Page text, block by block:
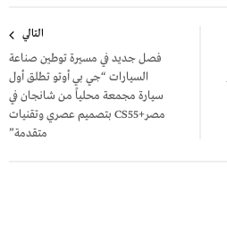
التالي
فصل جديد في مسيرة توطين صناعة
السيارات “جي بي أوتو تطلق أول
سيارة مجمعة محلياً من شانجان في
مصر+CS55 بتصميم عصري وتقنيات
متقدمة”